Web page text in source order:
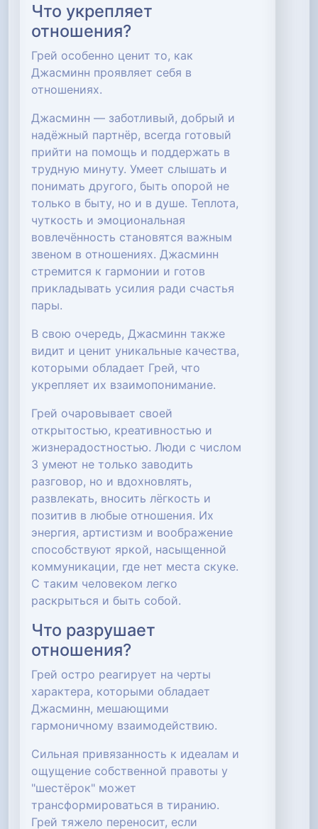
Что укрепляет
отношения?
Грей особенно ценит то, как
Джасминн проявляет себя в
отношениях.
Джасминн — заботливый, добрый и
надёжный партнёр, всегда готовый
прийти на помощь и поддержать в
трудную минуту. Умеет слышать и
понимать другого, быть опорой не
только в быту, но и в душе. Теплота,
чуткость и эмоциональная
вовлечённость становятся важным
звеном в отношениях. Джасминн
стремится к гармонии и готов
прикладывать усилия ради счастья
пары.
В свою очередь, Джасминн также
видит и ценит уникальные качества,
которыми обладает Грей, что
укрепляет их взаимопонимание.
Грей очаровывает своей
открытостью, креативностью и
жизнерадостностью. Люди с числом
3 умеют не только заводить
разговор, но и вдохновлять,
развлекать, вносить лёгкость и
позитив в любые отношения. Их
энергия, артистизм и воображение
способствуют яркой, насыщенной
коммуникации, где нет места скуке.
С таким человеком легко
раскрыться и быть собой.
Что разрушает
отношения?
Грей остро реагирует на черты
характера, которыми обладает
Джасминн, мешающими
гармоничному взаимодействию.
Сильная привязанность к идеалам и
ощущение собственной правоты у
"шестёрок" может
трансформироваться в тиранию.
Грей тяжело переносит, если